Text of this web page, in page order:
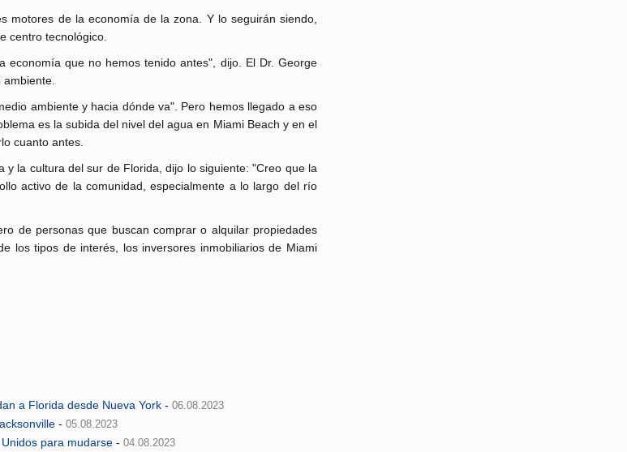
motores de la economía de la zona. Y lo seguirán siendo,
centro tecnológico.
que no hemos tenido antes", dijo. El Dr. George
ambiente y hacia dónde va". Pero hemos llegado a eso
es la subida del nivel del agua en Miami Beach y en el
cuanto antes.
la cultura del sur de Florida, dijo lo siguiente: "Creo que la
activo de la comunidad, especialmente a lo largo del río
de personas que buscan comprar o alquilar propiedades
los tipos de interés, los inversores inmobiliarios de Miami
a Florida desde Nueva York - 06.08.2023
- 05.08.2023
para mudarse - 04.08.2023